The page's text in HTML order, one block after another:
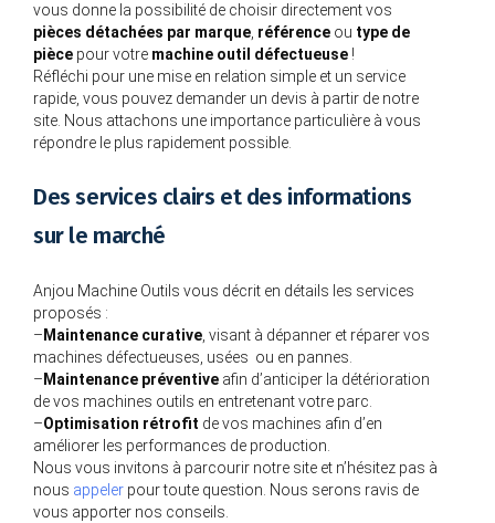
vous donne la possibilité de choisir directement vos
pièces détachées par marque référence ou type de
pièce pour votre machine outil défectueuse !
Réfléchi pour une mise en relation simple et un service
rapide, vous pouvez demander un devis à partir de notre
site. Nous attachons une importance particulière à vous
répondre le plus rapidement possible.
Des services clairs et des informations
sur le marché
Anjou Machine Outils vous décrit en détails les services
proposés :
– Maintenance curative , visant à dépanner et réparer vos
machines défectueuses, usées ou en pannes.
– Maintenance préventive afin d’anticiper la détérioration
de vos machines outils en entretenant votre parc.
–Optimisation rétrofit de vos machines afin d’en
améliorer les performances de production.
Nous vous invitons à parcourir notre site et n’hésitez pas à
nous appeler pour toute question. Nous serons ravis de
vous apporter nos conseils.